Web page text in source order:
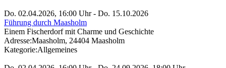
Do. 02.04.2026, 16:00 Uhr - Do. 15.10.2026
Führung durch Maasholm
Einem Fischerdorf mit Charme und Geschichte
Adresse:Maasholm, 24404 Maasholm
Kategorie:Allgemeines